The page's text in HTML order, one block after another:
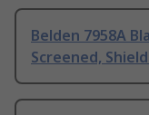
Belden 7958A
Screened,